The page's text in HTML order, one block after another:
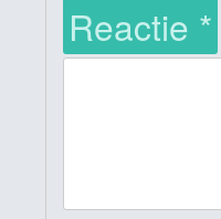
Reactie *